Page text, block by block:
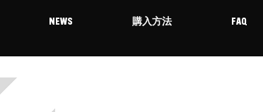
NEWS 購入方法 FAQ